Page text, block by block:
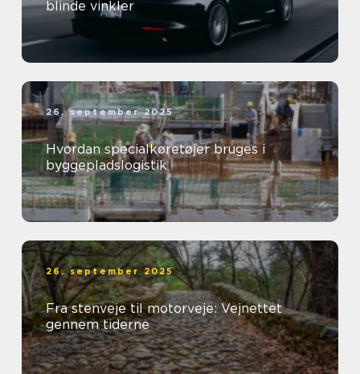
blinde vinkler
26. september 2025
Hvordan specialkøretøjer bruges i
byggepladslogistik
26. september 2025
Fra stenveje til motorveje: Vejnettet
gennem tiderne